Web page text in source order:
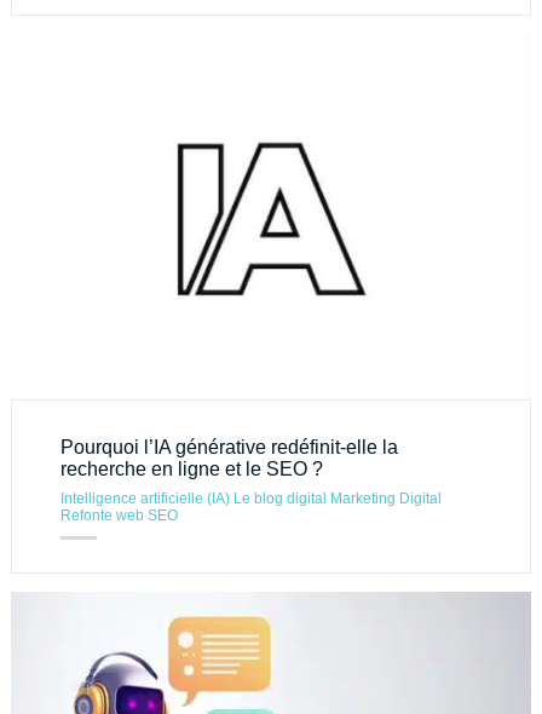
Pourquoi l’IA générative redéfinit-elle la
recherche en ligne et le SEO ?
Intelligence artificielle (IA) Le blog digital Marketing Digital
Refonte web SEO